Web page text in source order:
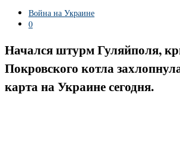
Война на Украине
0
Начался штурм Гуляйполя,
Покровского котла
карта на Украине сегодня.